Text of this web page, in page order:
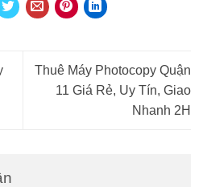
Thuê Máy Photocopy Quận
11 Giá Rẻ, Uy Tín, Giao
Nhanh 2H